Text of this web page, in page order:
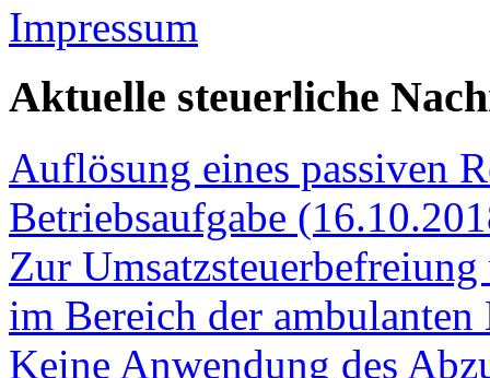
Fax : 0261 - 9 88 23 29
Email : info@lvsrps.de
Impressum
Aktuelle steuerliche